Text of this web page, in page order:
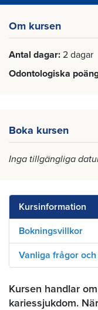
Om kursen
Antal dagar 2 dagar
Odontologiska
Boka kursen
Inga tillgängliga
Kursinformation
Bokningsvillkor
Vanliga frågor
Kursen handlar
kariessjukdom.